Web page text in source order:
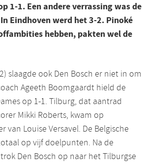
1-1. Een andere verrassing was de
Eindhoven werd het 3-2. Pinoké
hebben, pakten wel de
slaagde ook Den Bosch er niet in om
Ageeth Boomgaardt hield de
op 1-1. Tilburg, dat aantrad
Mikki Roberts, kwam op
Louise Versavel. De Belgische
op vijf doelpunten. Na de
Den Bosch op naar het Tilburgse